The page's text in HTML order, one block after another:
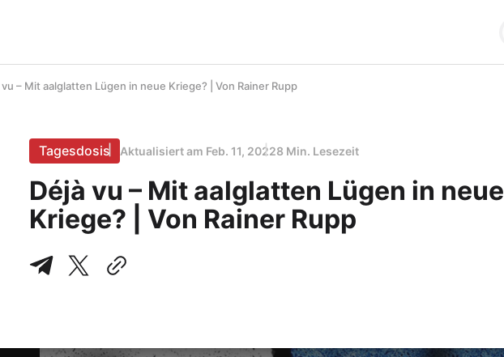
vu – Mit aalglatten Lügen in neue Kriege? | Von Rainer Rupp
Tagesdosis Aktualisiert am Feb. 11, 20228 Min. Lesezeit
Déjà vu – Mit aalglatten Lügen in neue
Kriege? | Von Rainer Rupp